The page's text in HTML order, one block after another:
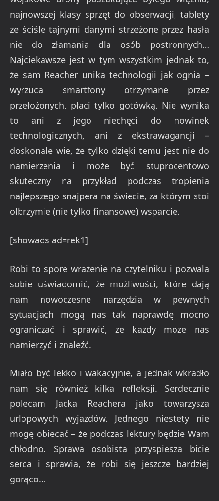
najnowszej klasy sprzęt do obserwacji, tablety
ze ściśle tajnymi danymi strzeżone przez hasła
nie do złamania dla osób postronnych…
Najciekawsze jest w tym wszystkim jednak to,
że sam Reacher unika technologii jak ognia –
wyrzuca smartfony otrzymane przez
przełożonych, płaci tylko gotówką. Nie wynika
to ani z jego niechęci do nowinek
technologicznych, ani z ekstrawagancji –
doskonale wie, że tylko dzięki temu jest nie do
namierzenia i może być stuprocentowo
skuteczny na przykład podczas tropienia
najlepszego snajpera na świecie, za którym stoi
olbrzymie (nie tylko finansowe) wsparcie.
[showads ad=rek1]
Robi to spore wrażenie na czytelniku i pozwala
sobie uświadomić, że możliwości, które dają
nam nowoczesne narzędzia w pewnych
sytuacjach mogą nas tak naprawdę mocno
ograniczać i sprawić, że każdy może nas
namierzyć i znaleźć.
Miało być lekko i wakacyjnie, a jednak wkradło
nam się również kilka refleksji. Serdecznie
polecam Jacka Reachera jako towarzysza
urlopowych wyjazdów. Jednego niestety nie
mogę obiecać – że podczas lektury będzie Wam
chłodno. Sprawa osobista przyspiesza bicie
serca i sprawia, że robi się jeszcze bardziej
gorąco…